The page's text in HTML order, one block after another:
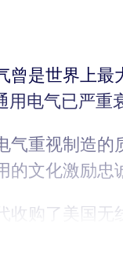
是世界上最
电气已严重
气重视制造
文化激励忠
购了美国无